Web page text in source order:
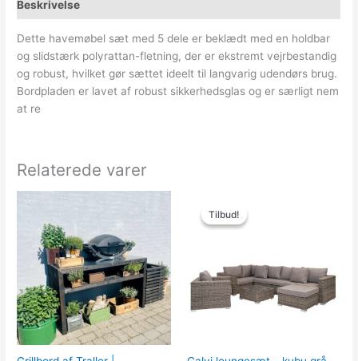
Beskrivelse
Dette havemøbel sæt med 5 dele er beklædt med en holdbar
og slidstærk polyrattan-fletning, der er ekstremt vejrbestandig
og robust, hvilket gør sættet ideelt til langvarig udendørs brug.
Bordpladen er lavet af robust sikkerhedsglas og er særligt nem
at re
Relaterede varer
Tilbud!
Tilbud!